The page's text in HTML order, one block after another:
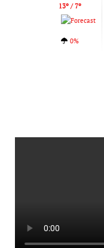
13º / 7º
0%